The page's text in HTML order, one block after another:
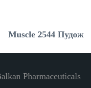
Muscle 2544 Пудож
Pharmaceuticals